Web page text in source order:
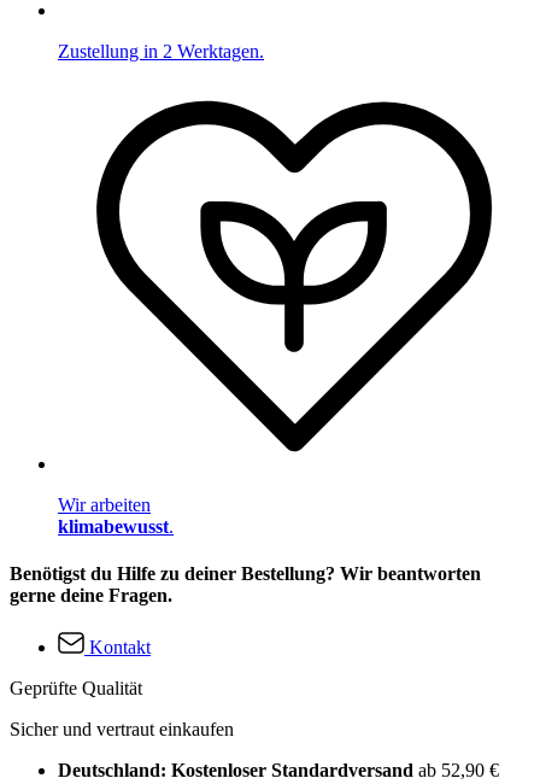
Zustellung in 2 Werktagen.
Wir arbeiten
klimabewusst.
Benötigst du Hilfe zu deiner Bestellung? Wir beantworten
gerne deine Fragen.
Kontakt
Geprüfte Qualität
Sicher und vertraut einkaufen
Deutschland: Kostenloser Standardversand ab 52,90 €